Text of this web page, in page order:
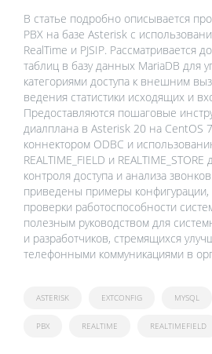
В статье подробно описывается
PBX на базе Asterisk с
RealTime и PJSIP. Рассматривается
таблиц в базу данных MariaDB для
категориями доступа к внешним
ведения статистики исходящих и
Предоставляются пошаговые
диалплана в Asterisk 20 на CentOS
коннектором ODBC и
REALTIME_FIELD и
контроля доступа и анализа
приведены примеры конфигурации,
проверки работоспособности
полезным руководством для
и разработчиков, стремящихся
телефонными коммуникациями в
ASTERISK EXTCONFIG MYSQL
PBX REALTIME REALTIMEFIELD